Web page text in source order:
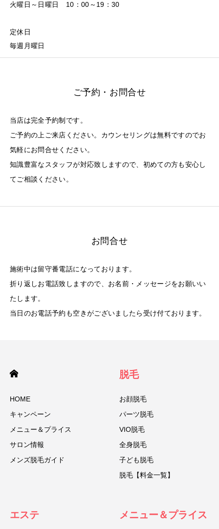
火曜日～日曜日 10：00～19：30
定休日
毎週月曜日
ご予約・お問合せ
当店は完全予約制です。
ご予約の上ご来店ください。カウンセリングは無料ですのでお
気軽にお問合せください。
知識豊富なスタッフが対応致しますので、初めての方も安心し
てご相談ください。
お問合せ
施術中は留守番電話になっております。
折り返しお電話致しますので、お名前・メッセージをお願いい
たします。
当日のお電話予約も空きがございましたら受け付ております。
HOME
キャンペーン
メニュー＆プライス
サロン情報
メンズ脱毛ガイド
脱毛
お顔脱毛
パーツ脱毛
VIO脱毛
全身脱毛
子ども脱毛
脱毛【料金一覧】
エステ メニュー＆プライス